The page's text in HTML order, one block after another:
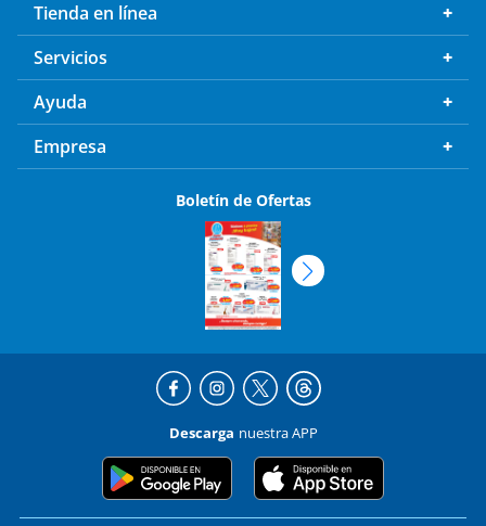
Tienda en línea
Servicios
Ayuda
Empresa
Boletín de Ofertas
Descarga nuestra APP